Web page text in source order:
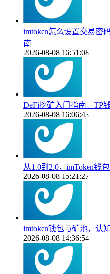
imtoken怎么设置交易密
南
2026-08-08 16:51:08
DeFi挖矿入门指南，TP
2026-08-08 16:06:43
从1.0到2.0，imToken钱
2026-08-08 15:21:27
imtoken钱包与矿池，认
2026-08-08 14:36:54